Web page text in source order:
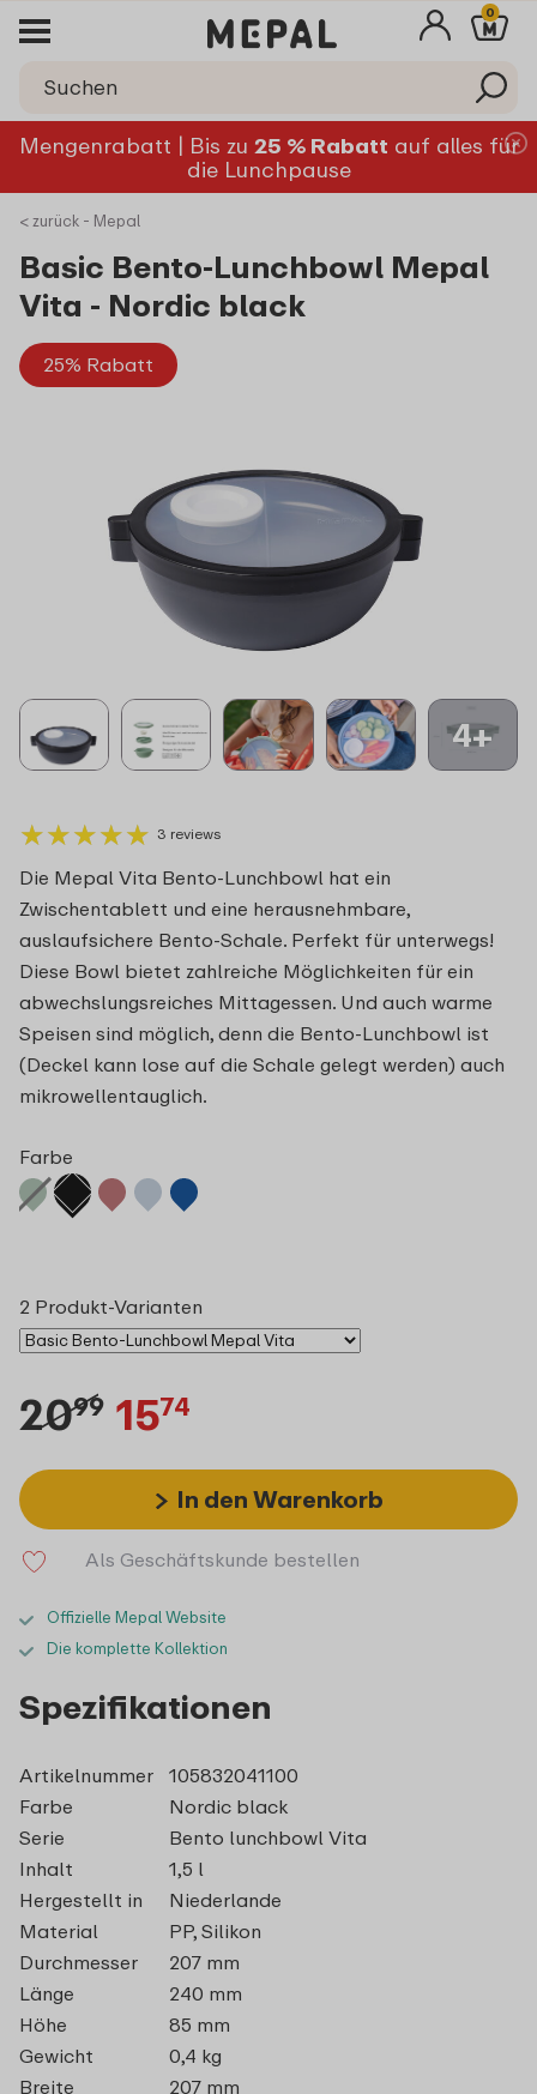
0
Mengenrabatt | Bis zu 25 % Rabatt auf alles für
die Lunchpause
< zurück - Mepal
Basic Bento-Lunchbowl Mepal
Vita - Nordic black
25% Rabatt
4+
★★★★★
★★★★★ 3 reviews
Die Mepal Vita Bento-Lunchbowl hat ein
Zwischentablett und eine herausnehmbare,
auslaufsichere Bento-Schale. Perfekt für unterwegs!
Diese Bowl bietet zahlreiche Möglichkeiten für ein
abwechslungsreiches Mittagessen. Und auch warme
Speisen sind möglich, denn die Bento-Lunchbowl ist
(Deckel kann lose auf die Schale gelegt werden) auch
mikrowellentauglich.
Farbe
2 Produkt-Varianten
2099 1574
In den Warenkorb
Als Geschäftskunde bestellen
Offizielle Mepal Website
Die komplette Kollektion
Spezifikationen
Artikelnummer
105832041100
Farbe
Nordic black
Serie
Bento lunchbowl Vita
Inhalt
1,5 l
Hergestellt in
Niederlande
Material
PP, Silikon
Durchmesser
207 mm
Länge
240 mm
Höhe
85 mm
Gewicht
0,4 kg
Breite
207 mm